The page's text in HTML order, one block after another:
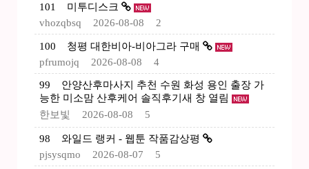
101
미투디스크
vhozqbsq
2026-08-08 2
100
청평 대한비아-비아그라 구매
pfrumojq
2026-08-08 4
99
안양산후마사지 추천 수원 화성 용인 출장 가
능한 미소맘 산후케어 솔직후기새 창 열림
한보빛
2026-08-08 5
98
와일드 랭커 - 웹툰 작품감상평
pjsysqmo
2026-08-07 5